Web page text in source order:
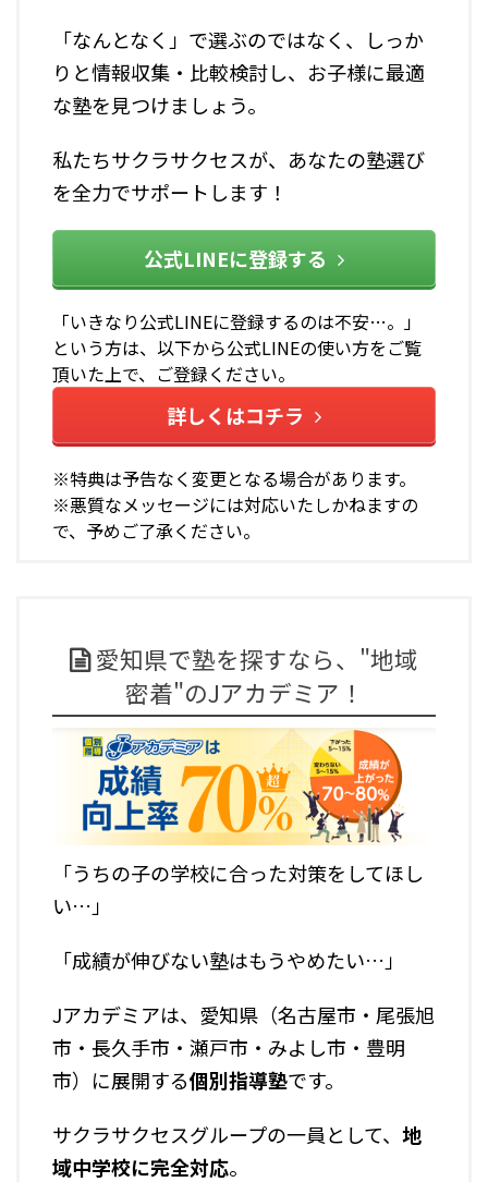
「なんとなく」で選ぶのではなく、しっか
りと情報収集・比較検討し、お子様に最適
な塾を見つけましょう。
私たちサクラサクセスが、あなたの塾選び
を全力でサポートします！
公式LINEに登録する
「いきなり公式LINEに登録するのは不安…。」
という方は、以下から公式LINEの使い方をご覧
頂いた上で、ご登録ください。
詳しくはコチラ
※特典は予告なく変更となる場合があります。
※悪質なメッセージには対応いたしかねますの
で、予めご了承ください。
愛知県で塾を探すなら、"地域
密着"のJアカデミア！
「うちの子の学校に合った対策をしてほし
い…」
「成績が伸びない塾はもうやめたい…」
Jアカデミアは、愛知県（名古屋市・尾張旭
市・長久手市・瀬戸市・みよし市・豊明
市）に展開する個別指導塾です。
サクラサクセスグループの一員として、 地
域中学校に完全対応。